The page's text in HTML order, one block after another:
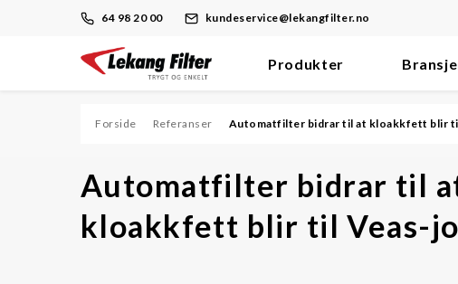
64 98 20 00 kundeservice@lekangfilter.no
Skip
content
Produkter
Hydraulikk/Olje
Forside Referanser Automatfilter bidrar til at kloakkfett blir
Automatfilter bidrar til
kloakkfett blir til Veas-